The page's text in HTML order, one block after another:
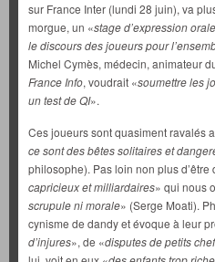
sur France Inter (lundi 28 juin), va
morgue, un «stage d’expression orale
le discours des joueurs pour
Michel Cymès, médecin, animateur
France Info, voudrait «soumettre les
un test de QI».
Ces joueurs sont quasiment ravalés
ce sont des bêtes solitaires et
philosophe). Pas loin non plus d’être
capricieux et milliardaires» qui nous
scrupule ni morale» (Serge Moati).
cynisme de dandy et évoque à leur
d’injures», de «disputes de petits